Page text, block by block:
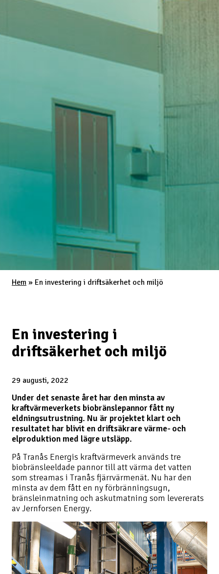
Hem » En investering i driftsäkerhet och miljö
En investering i
driftsäkerhet och miljö
29 augusti, 2022
Under det senaste året har den minsta av
kraftvärmeverkets biobränslepannor fått ny
eldningsutrustning. Nu är projektet klart och
resultatet har blivit en driftsäkrare värme- och
elproduktion med lägre utsläpp.
På Tranås Energis kraftvärmeverk används tre
biobränsleeldade pannor till att värma det vatten
som streamas i Tranås fjärrvärmenät. Nu har den
minsta av dem fått en ny förbränningsugn,
bränsleinmatning och askutmatning som levererats
av Jernforsen Energy.